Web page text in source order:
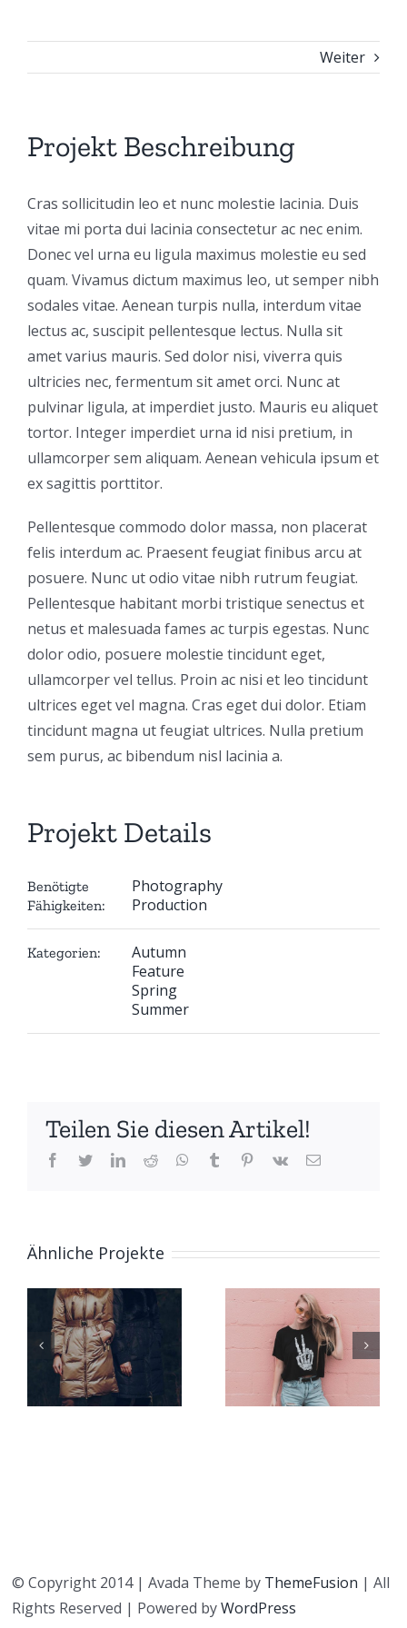
Weiter
Projekt Beschreibung
Cras sollicitudin leo et nunc molestie lacinia. Duis
vitae mi porta dui lacinia consectetur ac nec enim.
Donec vel urna eu ligula maximus molestie eu sed
quam. Vivamus dictum maximus leo, ut semper nibh
sodales vitae. Aenean turpis nulla, interdum vitae
lectus ac, suscipit pellentesque lectus. Nulla sit
amet varius mauris. Sed dolor nisi, viverra quis
ultricies nec, fermentum sit amet orci. Nunc at
pulvinar ligula, at imperdiet justo. Mauris eu aliquet
tortor. Integer imperdiet urna id nisi pretium, in
ullamcorper sem aliquam. Aenean vehicula ipsum et
ex sagittis porttitor.
Pellentesque commodo dolor massa, non placerat
felis interdum ac. Praesent feugiat finibus arcu at
posuere. Nunc ut odio vitae nibh rutrum feugiat.
Pellentesque habitant morbi tristique senectus et
netus et malesuada fames ac turpis egestas. Nunc
dolor odio, posuere molestie tincidunt eget,
ullamcorper vel tellus. Proin ac nisi et leo tincidunt
ultrices eget vel magna. Cras eget dui dolor. Etiam
tincidunt magna ut feugiat ultrices. Nulla pretium
sem purus, ac bibendum nisl lacinia a.
Projekt Details
Benötigte
Fähigkeiten:
Photography
Production
Kategorien:
Autumn
Feature
Spring
Summer
Teilen Sie diesen Artikel!
facebook
twitterlinkedinreddit whatsapptumblr pinterest
vk
E-
Ähnliche Projekte
Shiny
Collection
© Copyright 2014 | Avada Theme by ThemeFusion | All
Rights Reserved | Powered byWordPress